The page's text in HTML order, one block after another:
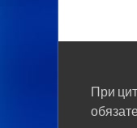
При